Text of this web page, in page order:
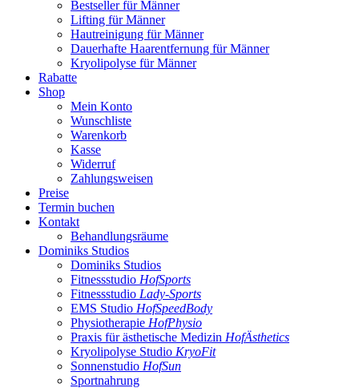
Bestseller für Männer
Lifting für Männer
Hautreinigung für Männer
Dauerhafte Haarentfernung für Männer
Kryolipolyse für Männer
Rabatte
Shop
Mein Konto
Wunschliste
Warenkorb
Kasse
Widerruf
Zahlungsweisen
Preise
Termin buchen
Kontakt
Behandlungsräume
Dominiks Studios
Dominiks Studios
Fitnessstudio HofSports
Fitnessstudio Lady-Sports
EMS Studio HofSpeedBody
Physiotherapie HofPhysio
Praxis für ästhetische Medizin HofÄsthetics
Kryolipolyse Studio KryoFit
Sonnenstudio HofSun
Sportnahrung